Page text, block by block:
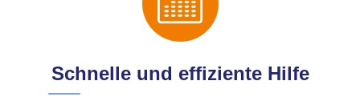
Schnelle und effiziente Hilfe